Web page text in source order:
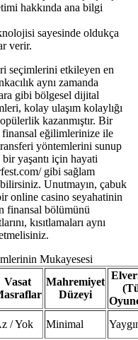
hakkında ana bilgi
sayesinde oldukça
verir.
seçimlerini etkileyen en
aynı zamanda
gibi bölgesel dijital
kolay ulaşım kolaylığı
kazanmıştır. Bir
eğilimlerinize ile
yöntemlerini sunup
yaşantı için hayati
gibi sağlam
Unutmayın, çabuk
online casino seyahatinin
finansal bölümünü
kısıtlamaları aynı
Mukayesesi
Vasat
Mahremiyet
Düzeyi
/ Yok Minimal